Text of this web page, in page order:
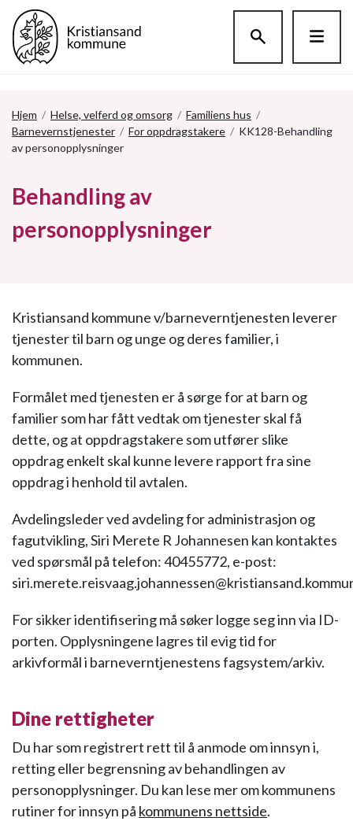
Hjem / Helse, velferd og omsorg / Familiens hus /
Barnevernstjenester / For oppdragstakere / KK128-Behandling
av personopplysninger
Behandling av
personopplysninger
Kristiansand kommune v/barneverntjenesten leverer
tjenester til barn og unge og deres familier, i
kommunen.
Formålet med tjenesten er å sørge for at barn og
familier som har fått vedtak om tjenester skal få
dette, og at oppdragstakere som utfører slike
oppdrag enkelt skal kunne levere rapport fra sine
oppdrag i henhold til avtalen.
Avdelingsleder ved avdeling for administrasjon og
fagutvikling, Siri Merete R Johannesen kan kontaktes
ved spørsmål på telefon: 40455772, e-post:
For sikker identifisering må søker logge seg inn via ID-
porten. Opplysningene lagres til evig tid for
arkivformål i barneverntjenestens fagsystem/arkiv.
Dine rettigheter
Du har som registrert rett til å anmode om innsyn i,
retting eller begrensning av behandlingen av
personopplysninger. Du kan lese mer om kommunens
rutiner for innsyn på kommunens nettside.